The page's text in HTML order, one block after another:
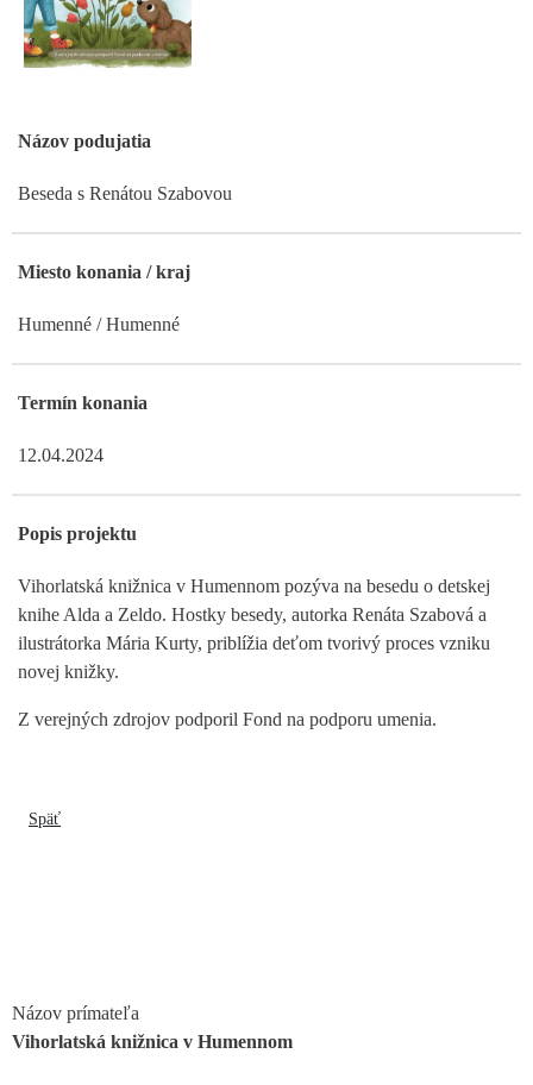
Názov podujatia
Beseda s Renátou Szabovou
Miesto konania / kraj
Humenné / Humenné
Termín konania
12.04.2024
Popis projektu
Vihorlatská knižnica v Humennom pozýva na besedu o detskej
knihe Alda a Zeldo. Hostky besedy, autorka Renáta Szabová a
ilustrátorka Mária Kurty, priblížia deťom tvorivý proces vzniku
novej knižky.
Z verejných zdrojov podporil Fond na podporu umenia.
Späť
Názov prímateľa
Vihorlatská knižnica v Humennom